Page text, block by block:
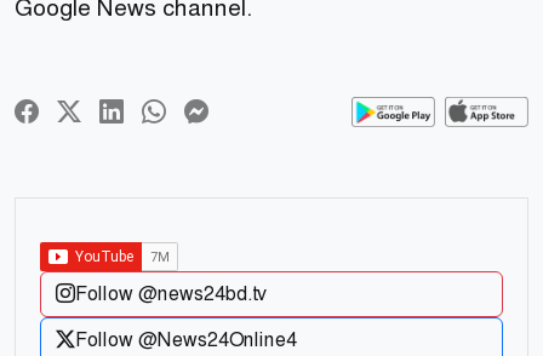
Google News channel.
Follow @news24bd.tv
Follow @News24Online4